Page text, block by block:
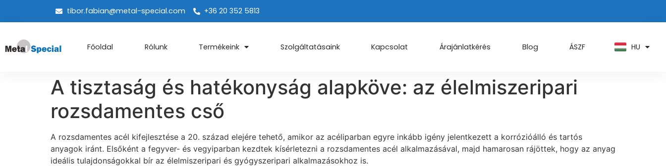
tibor.fabian@metal-special.com +36 20 352 5813
Főoldal Rólunk Termékeink Szolgáltatásaink Kapcsolat Árajánlatkérés Blog ÁSZF HU
AR
A tisztaság és hatékonyság alapköve: az élelmiszeripari
rozsdamentes cső
A rozsdamentes acél kifejlesztése a 20. század elejére tehető, amikor az acéliparban egyre inkább igény jelentkezett a korrózióálló és tartós
anyagok iránt. Elsőként a fegyver- és vegyiparban kezdtek kísérletezni a rozsdamentes acél alkalmazásával, majd hamarosan rájöttek, hogy az anyag
ideális tulajdonságokkal bír az élelmiszeripari és gyógyszeripari alkalmazásokhoz is.